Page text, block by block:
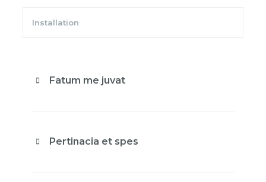
Installation
Fatum me juvat
Pertinacia et spes